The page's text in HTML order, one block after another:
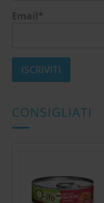
Email*
CONSIGLIATI